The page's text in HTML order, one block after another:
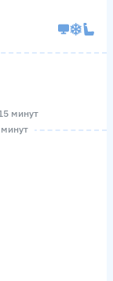
минут